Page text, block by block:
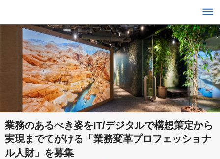
業務のあるべき姿をIT/デジタルで構想策定から
実現までてがける「業務変革プロフェッショナ
ル人財」を募集